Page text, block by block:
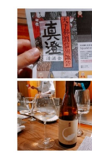
搭餐專業建議，
店，強強聯手，